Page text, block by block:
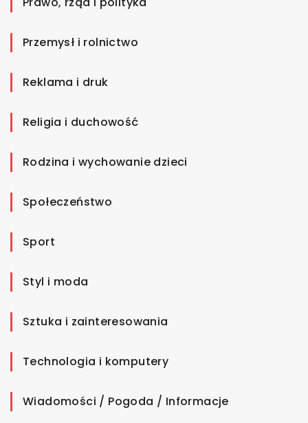
Przemysł i rolnictwo
Reklama i druk
Religia i duchowość
Rodzina i wychowanie dzieci
Społeczeństwo
Sport
Styl i moda
Sztuka i zainteresowania
Technologia i komputery
Wiadomości / Pogoda / Informacje